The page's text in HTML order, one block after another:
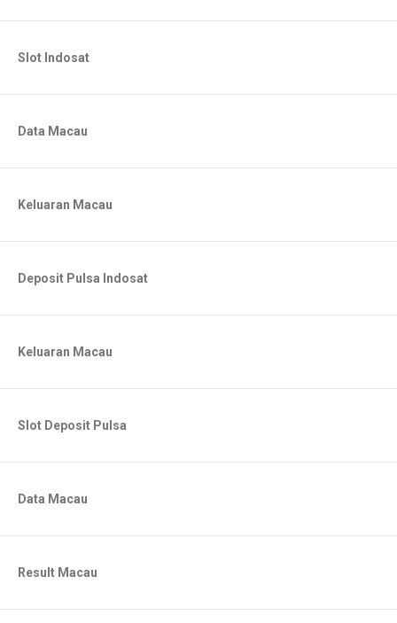
Slot Indosat
Data Macau
Keluaran Macau
Deposit Pulsa Indosat
Keluaran Macau
Slot Deposit Pulsa
Data Macau
Result Macau